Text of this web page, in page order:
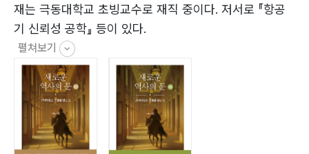
신… 203
제32장 신항로 개척 - 콜럼버스, 마젤란, 바스코 다 가
마… 213
제33장 제국주의의 시작과 고고학의 탄생 - 탐험에서 지
배로… 233
V. 기술, 전쟁, 그리고 새로운 질서
재는 극동대학교 초빙교수로 재직 중이다. 저서로 『항공
기 신뢰성 공학』 등이 있다.
펼쳐보기